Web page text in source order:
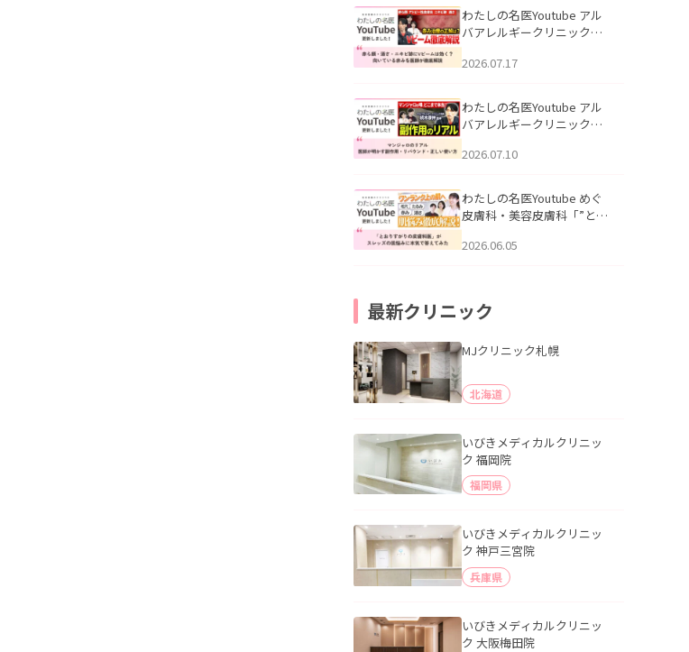
公開いたしました。
わたしの名医Youtube アル
バアレルギークリニック札
跡にVビームは効く？向いて
説」を公開いたしました。
2026.07.17
わたしの名医Youtube アル
バアレルギークリニック札
医師が明かす副作用・リバ
公開いたしました。
2026.07.10
わたしの名医Youtube めぐ
皮膚科・美容皮膚科「”とお
ッズの肌悩みに本気で答え
2026.06.05
最新クリニック
MJクリニック札幌
北海道
いびきメディカルクリニッ
ク 福岡院
福岡県
いびきメディカルクリニッ
ク 神戸三宮院
兵庫県
いびきメディカルクリニッ
ク 大阪梅田院